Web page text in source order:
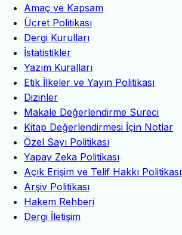
Amaç ve Kapsam
Ücret Politikası
Dergi Kurulları
İstatistikler
Yazım Kuralları
Etik İlkeler ve Yayın Politikası
Dizinler
Makale Değerlendirme Süreci
Kitap Değerlendirmesi İçin Notlar
Özel Sayı Politikası
Yapay Zeka Politikası
Açık Erişim ve Telif Hakkı Politikası
Arşiv Politikası
Hakem Rehberi
Dergi İletişim